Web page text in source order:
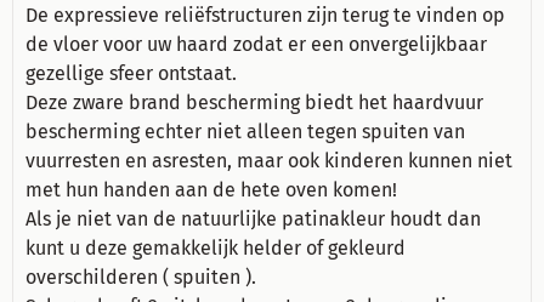
De expressieve reliëfstructuren zijn terug te vinden op
de vloer voor uw haard zodat er een onvergelijkbaar
gezellige sfeer ontstaat.
Deze zware brand bescherming biedt het haardvuur
bescherming echter niet alleen tegen spuiten van
vuurresten en asresten, maar ook kinderen kunnen niet
met hun handen aan de hete oven komen!
Als je niet van de natuurlijke patinakleur houdt dan
kunt u deze gemakkelijk helder of gekleurd
overschilderen ( spuiten ).